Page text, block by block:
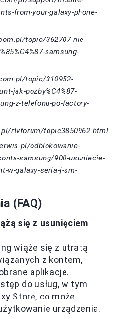
from-your-galaxy-phone-
topic/362707-nie-
samsung-
topic/310952-
jak-pozby%C4%87-
z-telefonu-po-factory-
rtvforum/topic3850962.html
odblokowanie-
samsung/900-usuniecie-
w-galaxy-seria-j-sm-
(FAQ)
się z usunięciem
wiąże się z utratą
z kontem,
aplikacje.
do usług, w tym
Store, co może
urządzenia.